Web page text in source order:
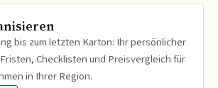
bis zum letzten Karton: Ihr persönlicher
Checklisten und Preisvergleich für
in Ihrer Region.